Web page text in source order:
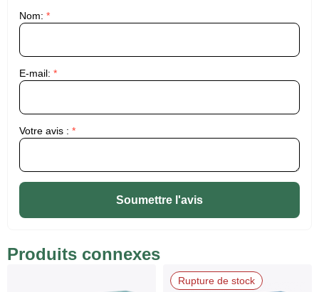
Nom: *
E-mail: *
Votre avis : *
Soumettre l'avis
Produits connexes
Rupture de stock